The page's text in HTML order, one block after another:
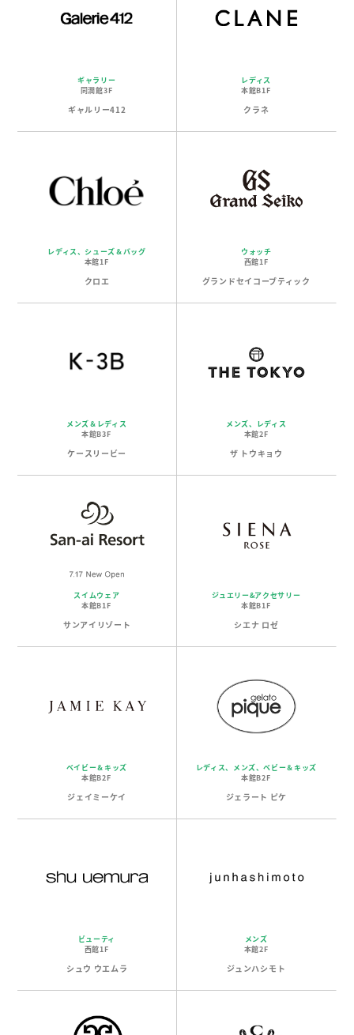
ギャラリー
同潤館3F
ギャルリー412
レディス
本館B1F
クラネ
レディス、シューズ＆バッグ
本館1F
クロエ
ウォッチ
西館1F
グランドセイコーブティック
メンズ＆レディス
本館B3F
ケースリービー
メンズ、レディス
本館2F
ザ トウキョウ
スイムウェア
本館B1F
サンアイリゾート
ジュエリー&アクセサリー
本館B1F
シエナ ロゼ
ベイビー＆キッズ
本館B2F
ジェイミーケイ
レディス、メンズ、ベビー＆キッズ
本館B2F
ジェラート ピケ
ビューティ
西館1F
シュウ ウエムラ
メンズ
本館2F
ジュンハシモト